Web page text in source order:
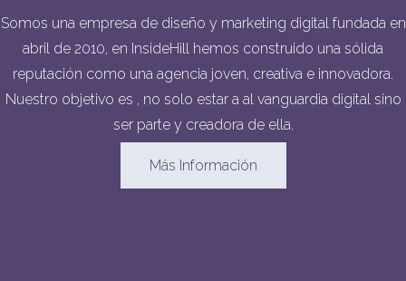
Somos una empresa de diseño y marketing digital fundada en
abril de 2010, en InsideHill hemos construido una sólida
reputación como una agencia joven, creativa e innovadora.
Nuestro objetivo es , no solo estar a al vanguardia digital sino
ser parte y creadora de ella.
Más Información